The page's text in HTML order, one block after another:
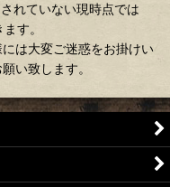
れていない現時点では
す。
は大変ご迷惑をお掛けい
い致します。